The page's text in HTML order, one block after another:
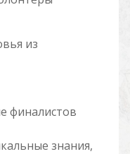
из
финалистов
знания,